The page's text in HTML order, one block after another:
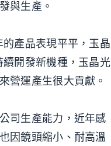
與生產。
產品表現平平，玉晶
開發新機種，玉晶光
營運產生很大貢獻。
司生產能力，近年感
因鏡頭縮小、耐高溫